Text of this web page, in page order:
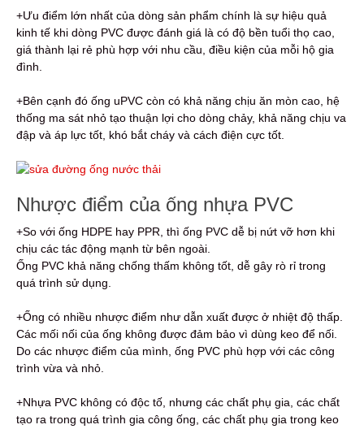
+Ưu điểm lớn nhất của dòng sản phẩm chính là sự hiệu quả
kinh tế khi dòng PVC được đánh giá là có độ bền tuổi thọ cao,
giá thành lại rẻ phù hợp với nhu cầu, điều kiện của mỗi hộ gia
đình.
+Bên cạnh đó ống uPVC còn có khả năng chịu ăn mòn cao, hệ
thống ma sát nhỏ tạo thuận lợi cho dòng chảy, khả năng chịu va
đập và áp lực tốt, khó bắt cháy và cách điện cực tốt.
Nhược điểm của ống nhựa PVC
+So với ống HDPE hay PPR, thì ống PVC dễ bị nứt vỡ hơn khi
chịu các tác động mạnh từ bên ngoài.
Ống PVC khả năng chống thấm không tốt, dễ gây rò rỉ trong
quá trình sử dụng.
+Ống có nhiều nhược điểm như dẫn xuất được ở nhiệt độ thấp.
Các mối nối của ống không được đảm bảo vì dùng keo để nối.
Do các nhược điểm của mình, ống PVC phù hợp với các công
trình vừa và nhỏ.
+Nhựa PVC không có độc tố, nhưng các chất phụ gia, các chất
tạo ra trong quá trình gia công ống, các chất phụ gia trong keo